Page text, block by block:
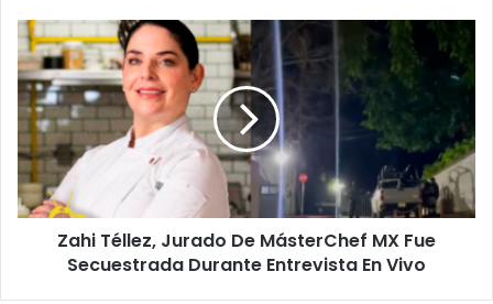
Zahi
Téllez,
Jurado
De
MásterChef
MX
Fue
Secuestrada
Durante
EntrevistaZahi Téllez, Jurado De MásterChef MX Fue
Secuestrada Durante Entrevista En Vivo